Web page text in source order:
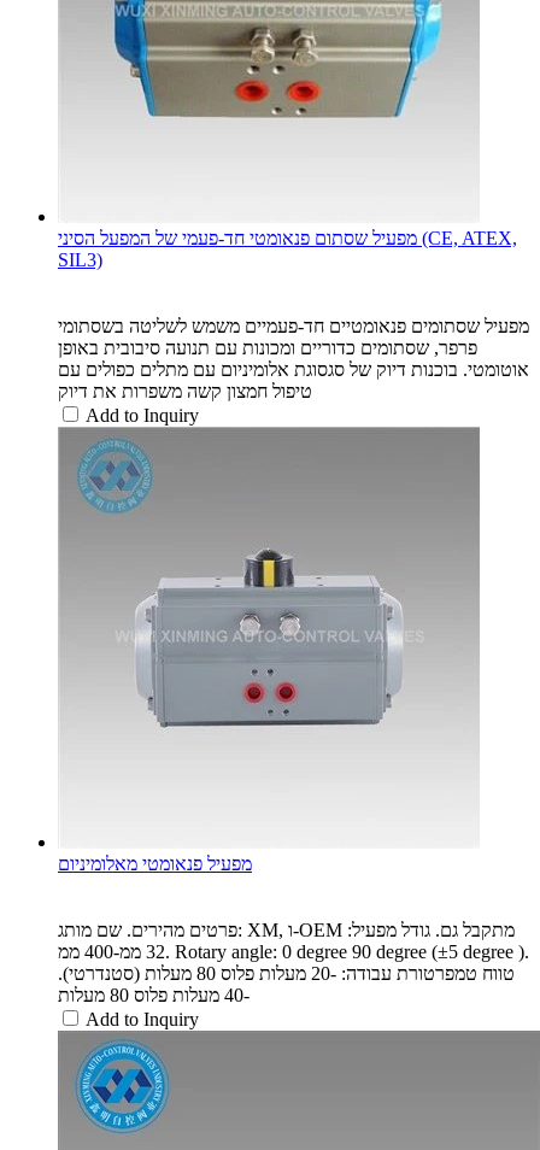
מפעיל שסתום פנאומטי חד-פעמי של המפעל הסיני (CE, ATEX,
SIL3)
מפעיל שסתומים פנאומטיים חד-פעמיים משמש לשליטה בשסתומי
פרפר, שסתומים כדוריים ומכונות עם תנועה סיבובית באופן
אוטומטי. בוכנות דיוק של סגסוגת אלומיניום עם מתלים כפולים עם
טיפול חמצון קשה משפרות את דיוק
Add to Inquiry
מפעיל פנאומטי מאלומיניום
פרטים מהירים. שם מותג: XM, ו-OEM מתקבל גם. גודל מפעיל:
32 ממ-400 ממ. Rotary angle: 0 degree 90 degree (±5 degree ).
טווח טמפרטורת עבודה: -20 מעלות פלוס 80 מעלות (סטנדרטי).
-40 מעלות פלוס 80 מעלות
Add to Inquiry